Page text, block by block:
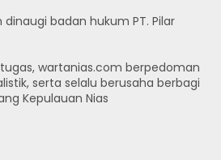
badan hukum PT. Pilar
wartanias.com berpedoman
serta selalu berusaha berbagi
Kepulauan Nias